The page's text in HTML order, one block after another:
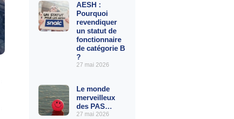
AESH :
Pourquoi
revendiquer
un statut de
fonctionnaire
de catégorie B
?
27 mai 2026
Le monde
merveilleux
des PAS…
27 mai 2026